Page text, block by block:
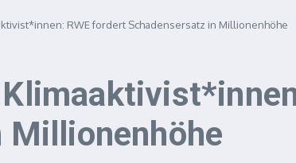
RWE fordert Schadensersatz in Millionenhöhe
Millionenhöhe